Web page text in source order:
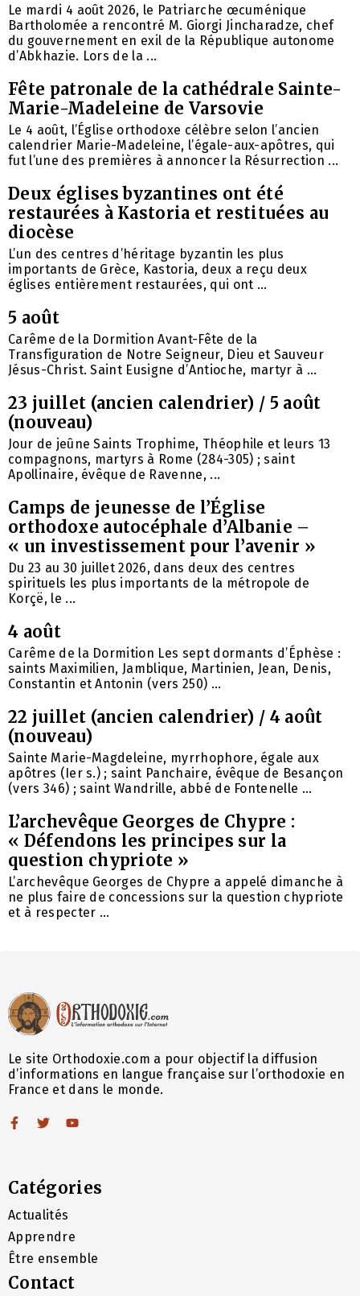
Le mardi 4 août 2026, le Patriarche œcuménique
Bartholomée a rencontré M. Giorgi Jincharadze, chef
du gouvernement en exil de la République autonome
d’Abkhazie. Lors de la ...
Fête patronale de la cathédrale Sainte-
Marie-Madeleine de Varsovie
Le 4 août, l’Église orthodoxe célèbre selon l’ancien
calendrier Marie-Madeleine, l’égale-aux-apôtres, qui
fut l’une des premières à annoncer la Résurrection ...
Deux églises byzantines ont été
restaurées à Kastoria et restituées au
diocèse
L’un des centres d’héritage byzantin les plus
importants de Grèce, Kastoria, deux a reçu deux
églises entièrement restaurées, qui ont ...
5 août
Carême de la Dormition Avant-Fête de la
Transfiguration de Notre Seigneur, Dieu et Sauveur
Jésus-Christ. Saint Eusigne d’Antioche, martyr à ...
23 juillet (ancien calendrier) / 5 août
(nouveau)
Jour de jeûne Saints Trophime, Théophile et leurs 13
compagnons, martyrs à Rome (284-305) ; saint
Apollinaire, évêque de Ravenne, ...
Camps de jeunesse de l’Église
orthodoxe autocéphale d’Albanie –
« un investissement pour l’avenir »
Du 23 au 30 juillet 2026, dans deux des centres
spirituels les plus importants de la métropole de
Korçë, le ...
4 août
Carême de la Dormition Les sept dormants d’Éphèse :
saints Maximilien, Jamblique, Martinien, Jean, Denis,
Constantin et Antonin (vers 250) ...
22 juillet (ancien calendrier) / 4 août
(nouveau)
Sainte Marie-Magdeleine, myrrhophore, égale aux
apôtres (Ier s.) ; saint Panchaire, évêque de Besançon
(vers 346) ; saint Wandrille, abbé de Fontenelle ...
L’archevêque Georges de Chypre :
« Défendons les principes sur la
question chypriote »
L’archevêque Georges de Chypre a appelé dimanche à
ne plus faire de concessions sur la question chypriote
et à respecter ...
Le site Orthodoxie.com a pour objectif la diffusion
d’informations en langue française sur l’orthodoxie en
France et dans le monde.
Catégories
Actualités
Apprendre
Être ensemble
Contact